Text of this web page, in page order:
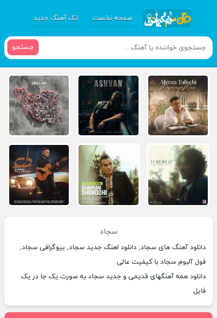
صفحه نخست تک آهنگ جدید
جستجو
سجاد
دانلود آهنگ های سجاد, دانلود اهنگ جدید سجاد, بیوگرافی سجاد,
فول آلبوم سجاد با کیفیت عالی
دانلود همه آهنگهای قدیمی و جدید سجاد به صورت یک جا در یک
فایل